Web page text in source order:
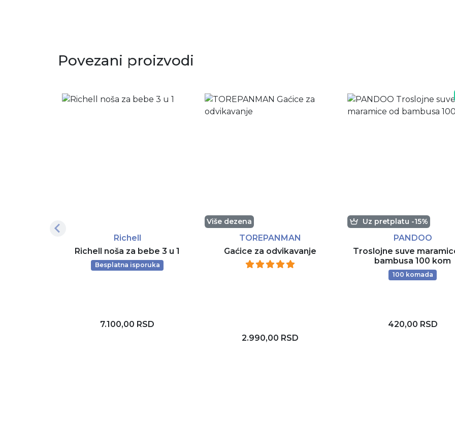
Povezani proizvodi
Richell
Richell noša za bebe 3 u 1
Besplatna isporuka
7.100,00 RSD
Više dezena
TOREPANMAN
Gaćice za odvikavanje
2.990,00 RSD
Uz pretplatu -15%
PANDOO
Troslojne suve
bambusa 100 kom
100 komada
420,00 RSD